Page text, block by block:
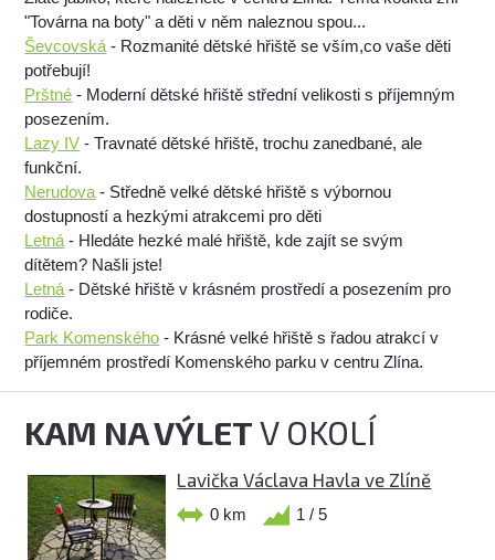
"Továrna na boty" a děti v něm naleznou spou...
Ševcovská - Rozmanité dětské hřiště se vším,co vaše děti
potřebují!
Prštné - Moderní dětské hřiště střední velikosti s příjemným
posezením.
Lazy IV - Travnaté dětské hřiště, trochu zanedbané, ale
funkční.
Nerudova - Středně velké dětské hřiště s výbornou
dostupností a hezkými atrakcemi pro děti
Letná - Hledáte hezké malé hřiště, kde zajít se svým
dítětem? Našli jste!
Letná - Dětské hřiště v krásném prostředí a posezením pro
rodiče.
Park Komenského - Krásné velké hřiště s řadou atrakcí v
příjemném prostředí Komenského parku v centru Zlína.
KAM NA VÝLETV OKOLÍ
Lavička Václava Havla ve Zlíně
0 km 1 / 5